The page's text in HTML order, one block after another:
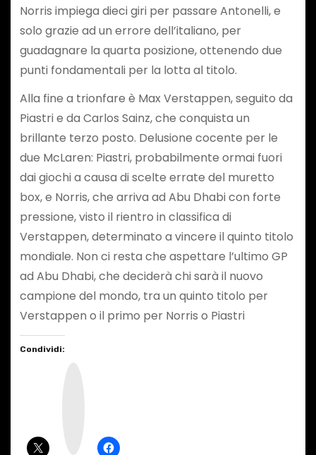
Norris impiega dieci giri per passare Antonelli, e
solo grazie ad un errore dell’italiano, per
guadagnare la quarta posizione, ottenendo due
punti fondamentali per la lotta al titolo.
Alla fine a trionfare è Max Verstappen, seguito da
Piastri e da Carlos Sainz, che conquista un
brillante terzo posto. Delusione cocente per le
due McLaren: Piastri, probabilmente ormai fuori
dai giochi a causa di scelte errate del muretto
box, e Norris, che arriva ad Abu Dhabi con forte
pressione, visto il rientro in classifica di
Verstappen, determinato a vincere il quinto titolo
mondiale. Non ci resta che aspettare l’ultimo GP
ad Abu Dhabi, che deciderà chi sarà il nuovo
campione del mondo, tra un quinto titolo per
Verstappen o il primo per Norris o Piastri
Condividi: